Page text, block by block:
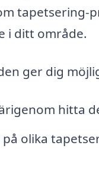
tapetsering-
i ditt område.
ger dig
hitta
olika